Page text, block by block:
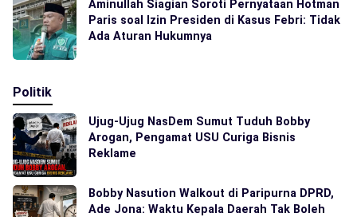
Aminullah Siagian Soroti Pernyataan Hotman
Paris soal Izin Presiden di Kasus Febri: Tidak
Ada Aturan Hukumnya
Politik
Ujug-Ujug NasDem Sumut Tuduh Bobby
Arogan, Pengamat USU Curiga Bisnis
Reklame
Bobby Nasution Walkout di Paripurna DPRD,
Ade Jona: Waktu Kepala Daerah Tak Boleh